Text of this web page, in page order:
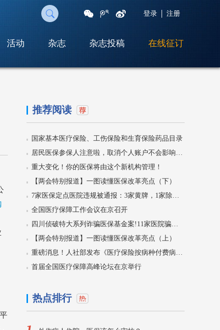
扫
网
页
分
享
朋
友
圈
登录 注册
活动 杂志 杂志投稿 在线征订
推荐阅读
国家基本医疗保险、工伤保险和生育保险药品目录
居民医保参保人注意啦，取消个人账户不会影响门诊待遇！
重大变化！你的医保将由这个新机构管理！
【两会特别报道】一图读懂医保改革亮点（下）
7家医保定点医院违规被通报：3家黄牌，1家除名！
全国医疗保障工作会议在京召开
四川侦破特大系列诈骗医保基金案!11家医院骗保5400万，59人被刑拘！
【两会特别报道】一图读懂医保改革亮点（上）
重磅消息！人社部发布《医疗保险按病种付费病种推荐目录》
首届全国医疗保障高峰论坛在京举行
热点排行